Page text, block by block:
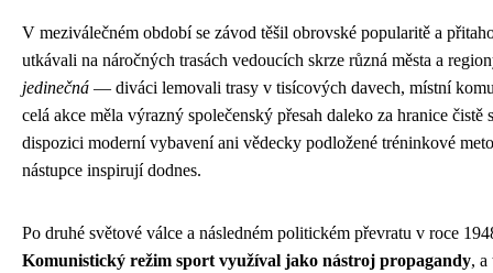
V meziválečném období se závod těšil obrovské popularitě a
utkávali na náročných trasách vedoucích skrze různá města a
jedinečná — diváci lemovali trasy v tisícových davech, místní
celá akce měla výrazný společenský přesah daleko za hranice
dispozici moderní vybavení ani vědecky podložené tréninkové
nástupce inspirují dodnes.
Po druhé světové válce a následném politickém převratu v roce
Komunistický režim sport využíval jako nástroj propagandy, a